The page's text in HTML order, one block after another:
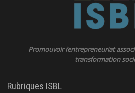
Promouvoir l’entrepreneuriat
transformation
Rubriques ISBL